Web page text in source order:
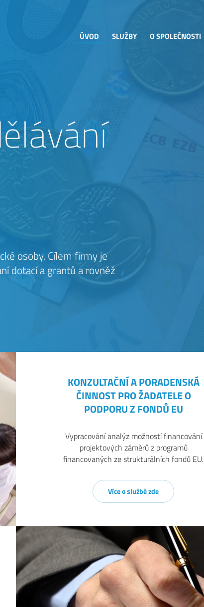
ÚVOD SLUŽBY O SPOLEČNOSTI
osoby. Cílem firmy je
dotací a grantů a rovněž
KONZULTAČNÍ A PORADENSKÁ
ČINNOST PRO ŽADATELE O
PODPORU Z FONDŮ EU
Vypracování analýz možností financování
projektových záměrů z programů
financovaných ze strukturálních fondů EU.
Více o službě zde